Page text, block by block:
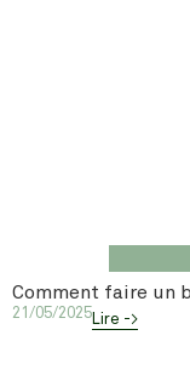
Comment faire un
21/05/2025Lire ->